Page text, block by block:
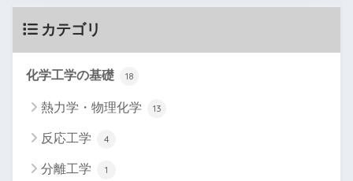
カテゴリ
化学工学の基礎 18
熱力学・物理化学 13
反応工学 4
分離工学 1